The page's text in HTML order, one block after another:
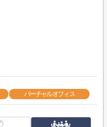
バーチャルオフィス